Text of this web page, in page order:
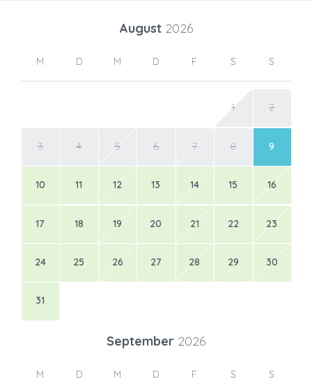
August 2026
M D M D F S S
1 2
3 4 5 6 7 8 9
10 11 12 13 14 15 16
17 18 19 20 21 22 23
24 25 26 27 28 29 30
31
September 2026
M D M D F S S